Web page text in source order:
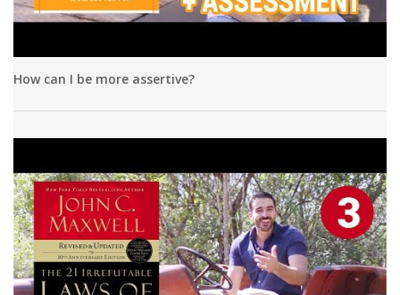
How can I be more assertive?